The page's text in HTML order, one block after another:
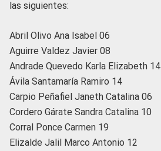
las siguientes:
Abril Olivo Ana Isabel 06
Aguirre Valdez Javier 08
Andrade Quevedo Karla Elizabeth 14
Ávila Santamaría Ramiro 14
Carpio Peñafiel Janeth Catalina 06
Cordero Gárate Sandra Catalina 10
Corral Ponce Carmen 19
Elizalde Jalil Marco Antonio 12